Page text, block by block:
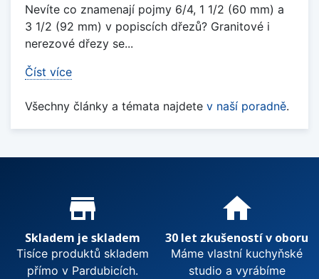
Nevíte co znamenají pojmy 6/4, 1 1/2 (60 mm) a
3 1/2 (92 mm) v popiscích dřezů? Granitové i
nerezové dřezy se...
Číst více
Všechny články a témata najdete v naší poradně.
Proč nakupovat u nás?
store_mall_directory
Skladem je skladem
Tisíce produktů skladem
přímo v Pardubicích.
home
30 let zkušeností v oboru
Máme vlastní kuchyňské
studio a vyrábíme